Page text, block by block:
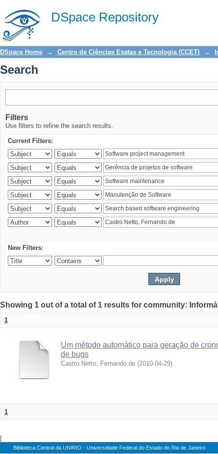
DSpace Repository
Search
DSpace Home → Centro de Ciências Exatas e Tecnologia (CCET) →
Search
Filters
Use filters to refine the search results.
Current Filters:
New Filters:
Showing 1 out of a total of 1 results for community:
1
Um método automático para geração de
de bugs
Castro Netto, Fernando de (2010-04-29)
1
Biblioteca Central da UNIRIO - Universidade Federal do Estado do Rio de Janeiro